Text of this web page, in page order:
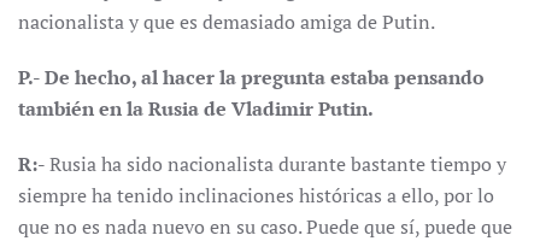
nacionalista y que es demasiado amiga de Putin.
P.- De hecho, al hacer la pregunta estaba pensando
también en la Rusia de Vladimir Putin.
R:-Rusia ha sido nacionalista durante bastante tiempo y
siempre ha tenido inclinaciones históricas a ello, por lo
que no es nada nuevo en su caso. Puede que sí, puede que